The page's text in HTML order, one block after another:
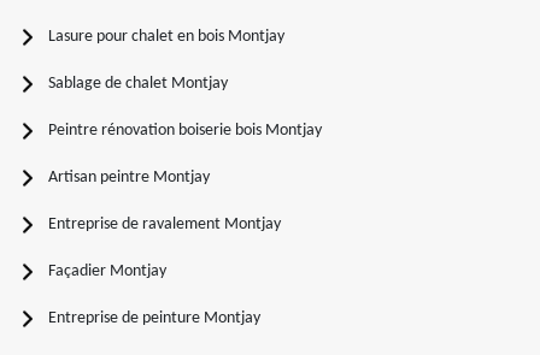
Lasure pour chalet en bois Montjay
Sablage de chalet Montjay
Peintre rénovation boiserie bois Montjay
Artisan peintre Montjay
Entreprise de ravalement Montjay
Façadier Montjay
Entreprise de peinture Montjay